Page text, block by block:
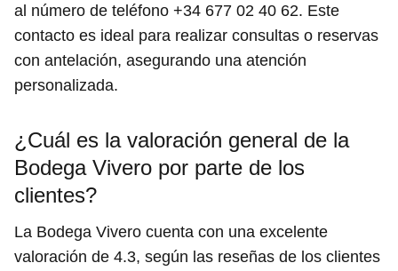
al número de teléfono +34 677 02 40 62. Este
contacto es ideal para realizar consultas o reservas
con antelación, asegurando una atención
personalizada.
¿Cuál es la valoración general de la
Bodega Vivero por parte de los
clientes?
La Bodega Vivero cuenta con una excelente
valoración de 4.3, según las reseñas de los clientes